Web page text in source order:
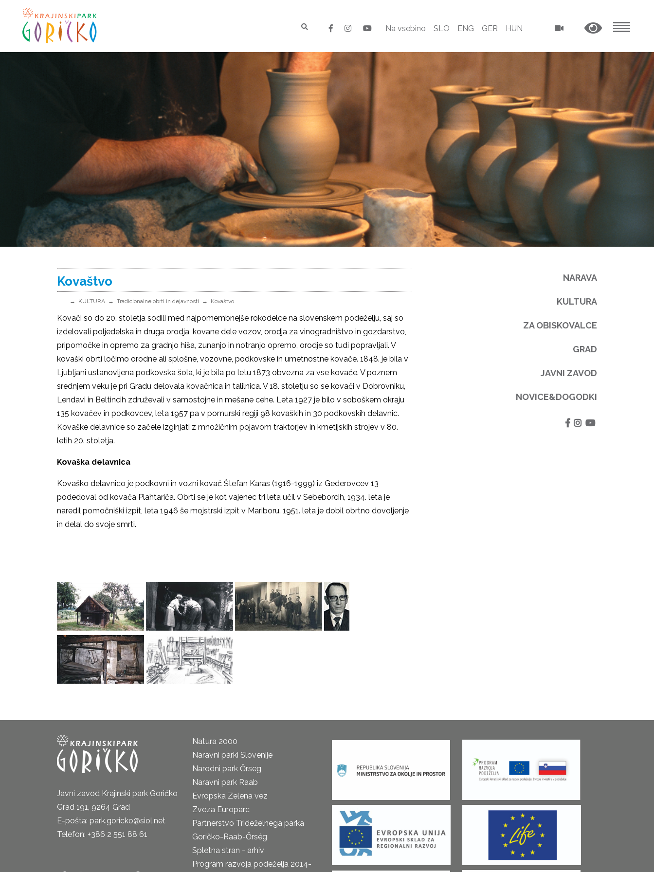
Na vsebino SLO ENG GER HUN
Kovaštvo
KULTURA Tradicionalne obrti in dejavnosti Kovaštvo
Kovači so do 20. stoletja sodili med najpomembnejše rokodelce na slovenskem podeželju, saj so
izdelovali poljedelska in druga orodja, kovane dele vozov, orodja za vinogradništvo in gozdarstvo,
pripomočke in opremo za gradnjo hiša, zunanjo in notranjo opremo, orodje so tudi popravljali. V
kovaški obrti ločimo orodne ali splošne, vozovne, podkovske in umetnostne kovače. 1848. je bila v
Ljubljani ustanovljena podkovska šola, ki je bila po letu 1873 obvezna za vse kovače. V poznem
srednjem veku je pri Gradu delovala kovačnica in talilnica. V 18. stoletju so se kovači v Dobrovniku,
Lendavi in Beltincih združevali v samostojne in mešane cehe. Leta 1927 je bilo v soboškem okraju
135 kovačev in podkovcev, leta 1957 pa v pomurski regiji 98 kovaških in 30 podkovskih delavnic.
Kovaške delavnice so začele izginjati z množičnim pojavom traktorjev in kmetijskih strojev v 80.
letih 20. stoletja.
Kovaška delavnica
Kovaško delavnico je podkovni in vozni kovač Štefan Karas (1916-1999) iz Gederovcev 13
podedoval od kovača Plahtariča. Obrti se je kot vajenec tri leta učil v Sebeborcih, 1934. leta je
naredil pomočniški izpit, leta 1946 še mojstrski izpit v Mariboru. 1951. leta je dobil obrtno dovoljenje
in delal do svoje smrti.
NARAVA
KULTURA
ZA OBISKOVALCE
GRAD
JAVNI ZAVOD
NOVICE&DOGODKI
Javni zavod Krajinski park Goričko
Grad 191, 9264 Grad
E-pošta: park.goricko@siol.net
Telefon: +386 2 551 88 61
Natura 2000
Naravni parki Slovenije
Narodni park Őrseg
Naravni park Raab
Evropska Zelena vez
Zveza Europarc
Partnerstvo Trideželnega parka
Goričko-Raab-Őrség
Spletna stran - arhiv
Program razvoja podeželja 2014-